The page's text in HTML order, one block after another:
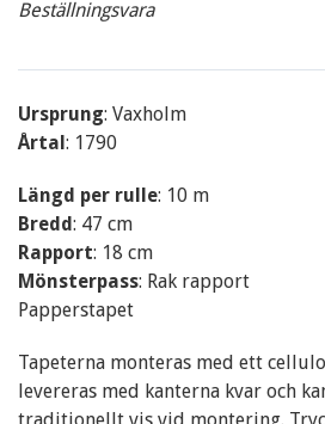
Beställningsvara
Ursprung: Vaxholm
Årtal: 1790
Längd per rulle: 10 m
Bredd: 47 cm
Rapport: 18 cm
Mönsterpass: Rak rapport
Papperstapet
Tapeterna monteras med ett
levereras med kanterna kvar och